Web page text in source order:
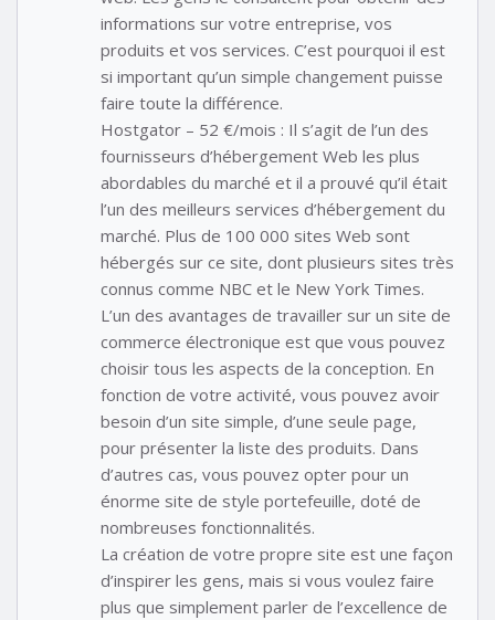
informations sur votre entreprise, vos
produits et vos services. C’est pourquoi il est
si important qu’un simple changement puisse
faire toute la différence.
Hostgator – 52 €/mois : Il s’agit de l’un des
fournisseurs d’hébergement Web les plus
abordables du marché et il a prouvé qu’il était
l’un des meilleurs services d’hébergement du
marché. Plus de 100 000 sites Web sont
hébergés sur ce site, dont plusieurs sites très
connus comme NBC et le New York Times.
L’un des avantages de travailler sur un site de
commerce électronique est que vous pouvez
choisir tous les aspects de la conception. En
fonction de votre activité, vous pouvez avoir
besoin d’un site simple, d’une seule page,
pour présenter la liste des produits. Dans
d’autres cas, vous pouvez opter pour un
énorme site de style portefeuille, doté de
nombreuses fonctionnalités.
La création de votre propre site est une façon
d’inspirer les gens, mais si vous voulez faire
plus que simplement parler de l’excellence de